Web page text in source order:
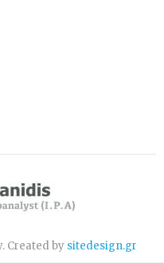
Created by sitedesign.gr